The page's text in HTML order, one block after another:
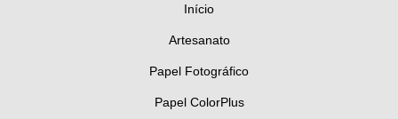
Início
Artesanato
Papel Fotográfico
Papel ColorPlus